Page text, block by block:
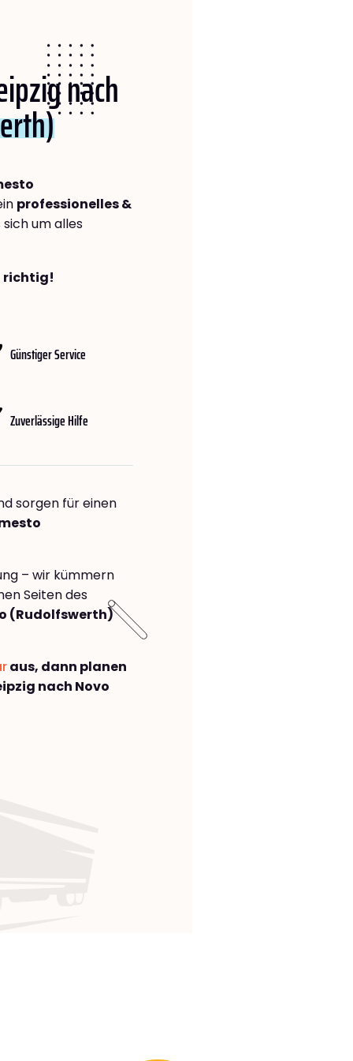
nach
professionelles &
sich um alles
richtig!
Günstiger Service
Zuverlässige Hilfe
sorgen für einen
– wir kümmern
Seiten des
(Rudolfswerth)
aus, dann planen
nach Novo